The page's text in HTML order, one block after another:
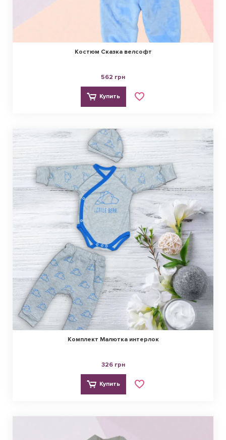
Костюм Сказка велсофт
562 грн
Купить
Комплект Малютка интерлок
326 грн
Купить